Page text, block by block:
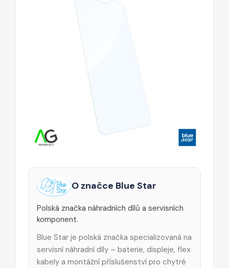
O značce Blue Star
Polská značka náhradních dílů a servisních
komponent.
Blue Star je polská značka specializovaná na
servisní náhradní díly – baterie, displeje, flex
kabely a montážní příslušenství pro chytré